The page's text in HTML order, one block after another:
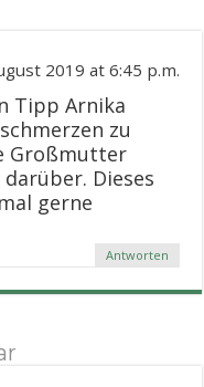
2019 at 6:45 p.m.
Tipp Arnika
zu
Großmutter
Dieses
gerne
Antworten